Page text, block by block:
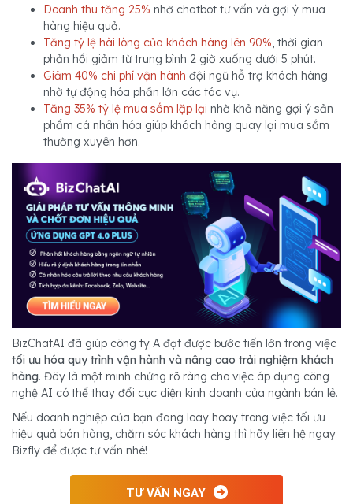
Doanh thu tăng 25% nhờ chatbot tư vấn và gợi ý mua
hàng hiệu quả.
Tăng tỷ lệ hài lòng của khách hàng lên 90%, thời gian
phản hồi giảm từ trung bình 2 giờ xuống dưới 5 phút.
Giảm 40% chi phí vận hành đội ngũ hỗ trợ khách hàng
nhờ tự động hóa phần lớn các tác vụ.
Tăng 35% tỷ lệ mua sắm lặp lại nhờ khả năng gợi ý sản
phẩm cá nhân hóa giúp khách hàng quay lại mua sắm
thường xuyên hơn.
BizChatAI đã giúp công ty A đạt được bước tiến lớn trong việc
tối ưu hóa quy trình vận hành và nâng cao trải nghiệm khách
hàng. Đây là một minh chứng rõ ràng cho việc áp dụng công
nghệ AI có thể thay đổi cục diện kinh doanh của ngành bán lẻ.
Nếu doanh nghiệp của bạn đang loay hoay trong việc tối ưu
hiệu quả bán hàng, chăm sóc khách hàng thì hãy liên hệ ngay
Bizfly để được tư vấn nhé!
TƯ VẤN NGAY